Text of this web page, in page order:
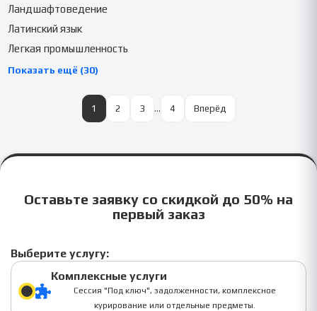
Ландшафтоведение
Латинский язык
Легкая промышленность
Показать ещё (30)
1 2 3 … 4 Вперёд
Оставьте заявку со скидкой до 50% на
первый заказ
Выберите услугу:
Комплексные услуги
Сессия "Под ключ", задолженности, комплексное
курирование или отдельные предметы.